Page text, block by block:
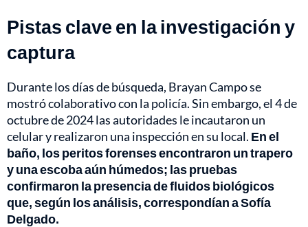
Pistas clave en la investigación y
captura
Durante los días de búsqueda, Brayan Campo se
mostró colaborativo con la policía. Sin embargo, el 4 de
octubre de 2024 las autoridades le incautaron un
celular y realizaron una inspección en su local. En el
baño, los peritos forenses encontraron un trapero
y una escoba aún húmedos; las pruebas
confirmaron la presencia de fluidos biológicos
que, según los análisis, correspondían a Sofía
Delgado.